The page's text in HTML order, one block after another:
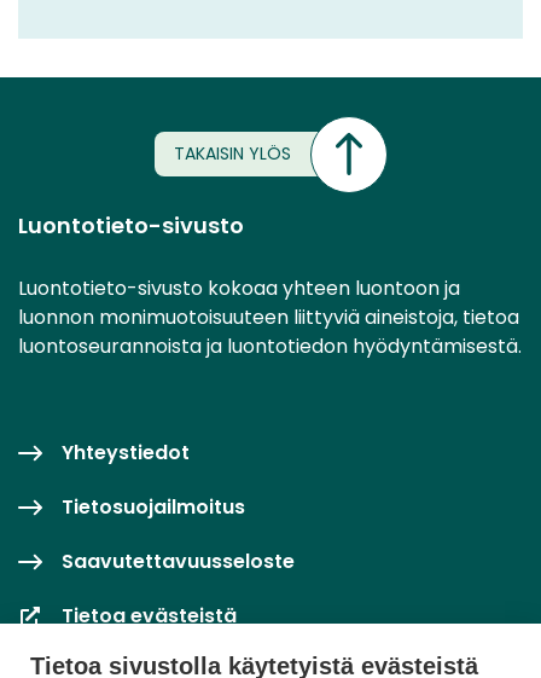
Tietoa sivustolla käytetyistä evästeistä
TAKAISIN YLÖS
Luontotieto-sivusto
Luontotieto-sivusto kokoaa yhteen luontoon ja
luonnon monimuotoisuuteen liittyviä aineistoja, tietoa
luontoseurannoista ja luontotiedon hyödyntämisestä.
Yhteystiedot
Tietosuojailmoitus
Saavutettavuusseloste
Tietoa evästeistä
Evästeasetukset